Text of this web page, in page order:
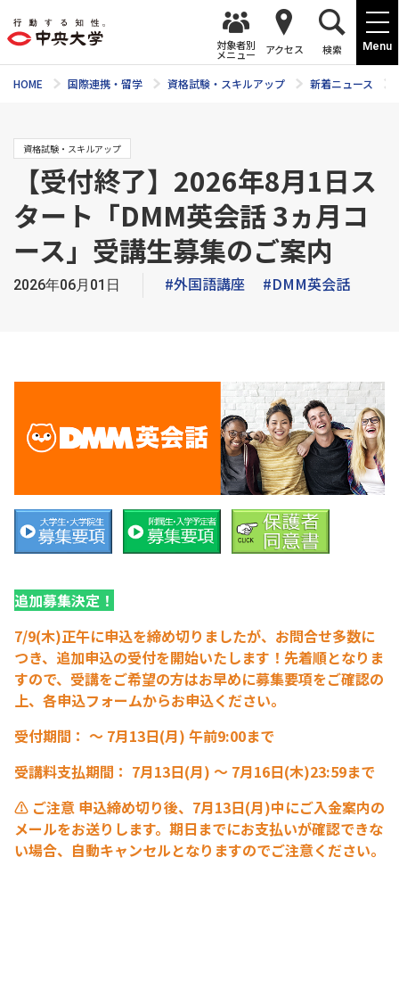
Menu
対象者別
メニュー アクセス 検索
HOME 国際連携・留学 資格試験・スキルアップ 新着ニュース
資格試験・スキルアップ
【受付終了】2026年8月1日ス
タート「DMM英会話 3ヵ月コ
ース」受講生募集のご案内
2026年06月01日 #外国語講座 #DMM英会話
追加募集決定！
7/9(木)正午に申込を締め切りましたが、お問合せ多数に
つき、追加申込の受付を開始いたします！先着順となりま
すので、受講をご希望の方はお早めに募集要項をご確認の
上、各申込フォームからお申込ください。
受付期間： 〜 7月13日(月) 午前9:00まで
受講料支払期間： 7月13日(月) 〜 7月16日(木)23:59まで
⚠️ ご注意 申込締め切り後、7月13日(月)中にご入金案内の
メールをお送りします。期日までにお支払いが確認できな
い場合、自動キャンセルとなりますのでご注意ください。